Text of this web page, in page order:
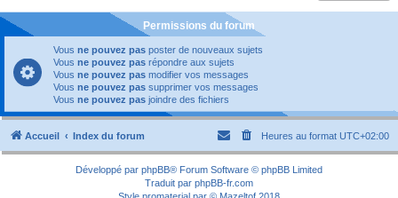
Permissions du forum
Vous ne pouvez pas poster de nouveaux sujets
Vous ne pouvez pas répondre aux sujets
Vous ne pouvez pas modifier vos messages
Vous ne pouvez pas supprimer vos messages
Vous ne pouvez pas joindre des fichiers
Accueil Index du forum Heures au format UTC+02:00
Développé par phpBB® Forum Software © phpBB Limited
Traduit par phpBB-fr.com